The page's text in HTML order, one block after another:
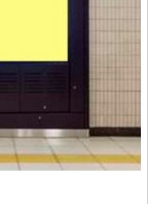
ンターネット広告）は長期的に
げます。